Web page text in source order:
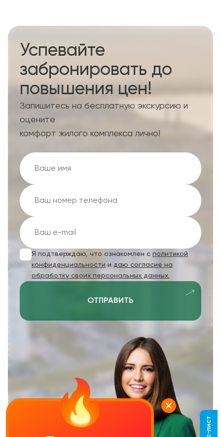
Успевайте
забронировать до
повышения цен!
Запишитесь на бесплатную экскурсию и
оцените
комфорт жилого комплекса лично!
Я подтверждаю, что ознакомлен с политикой
конфиденциальности и даю согласие на
обработку своих персональных данных.
ОТПРАВИТЬ